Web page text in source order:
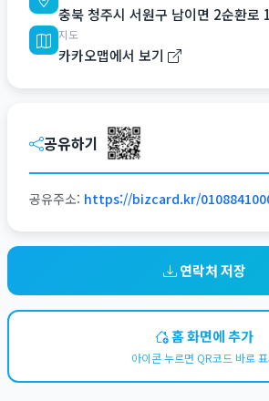
충북 청주시 서원구 남이면 2순환
지도
카카오맵에서 보기
공유하기
공유주소: https://bizcard.kr/
연락처 저장
홈 화면에 추가
아이콘 누르면 QR코드 바로 표